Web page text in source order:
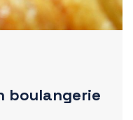
boulangerie